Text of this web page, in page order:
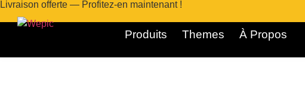
Livraison offerte — Profitez-en maintenant !
Produits Themes À Propos ​